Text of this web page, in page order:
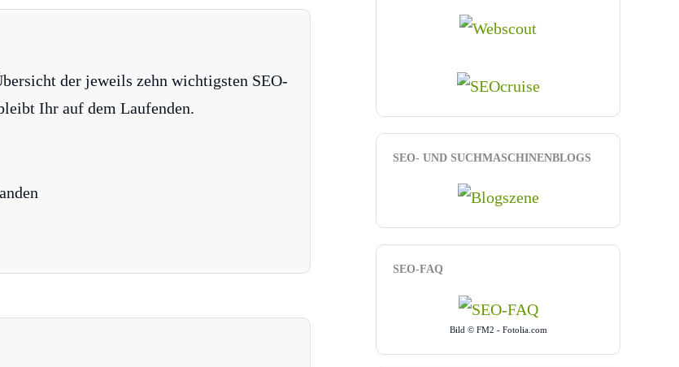
der jeweils zehn wichtigsten SEO-
Ihr auf dem Laufenden.
SEO- UND SUCHMASCHINENBLOGS
SEO-FAQ
Bild © FM2 - Fotolia.com